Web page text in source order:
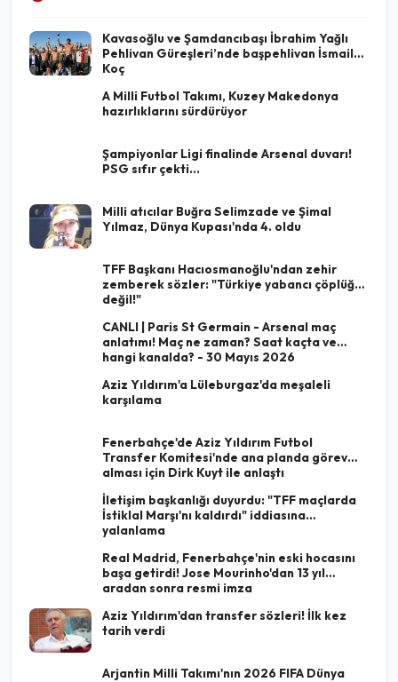
Kavasoğlu ve Şamdancıbaşı İbrahim Yağlı
Pehlivan Güreşleri’nde başpehlivan İsmail
Koç
A Milli Futbol Takımı, Kuzey Makedonya
hazırlıklarını sürdürüyor
Şampiyonlar Ligi finalinde Arsenal duvarı!
PSG sıfır çekti...
Milli atıcılar Buğra Selimzade ve Şimal
Yılmaz, Dünya Kupası'nda 4. oldu
TFF Başkanı Hacıosmanoğlu'ndan zehir
zemberek sözler: "Türkiye yabancı çöplüğü
değil!"
CANLI | Paris St Germain - Arsenal maç
anlatımı! Maç ne zaman? Saat kaçta ve
hangi kanalda? - 30 Mayıs 2026
Aziz Yıldırım'a Lüleburgaz'da meşaleli
karşılama
Fenerbahçe'de Aziz Yıldırım Futbol
Transfer Komitesi'nde ana planda görev
alması için Dirk Kuyt ile anlaştı
İletişim başkanlığı duyurdu: "TFF maçlarda
İstiklal Marşı'nı kaldırdı" iddiasına
yalanlama
Real Madrid, Fenerbahçe'nin eski hocasını
başa getirdi! Jose Mourinho'dan 13 yıl
aradan sonra resmi imza
Aziz Yıldırım'dan transfer sözleri! İlk kez
tarih verdi
Arjantin Milli Takımı'nın 2026 FIFA Dünya